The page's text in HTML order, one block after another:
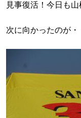
見事復活！今日も
次に向かったのが・